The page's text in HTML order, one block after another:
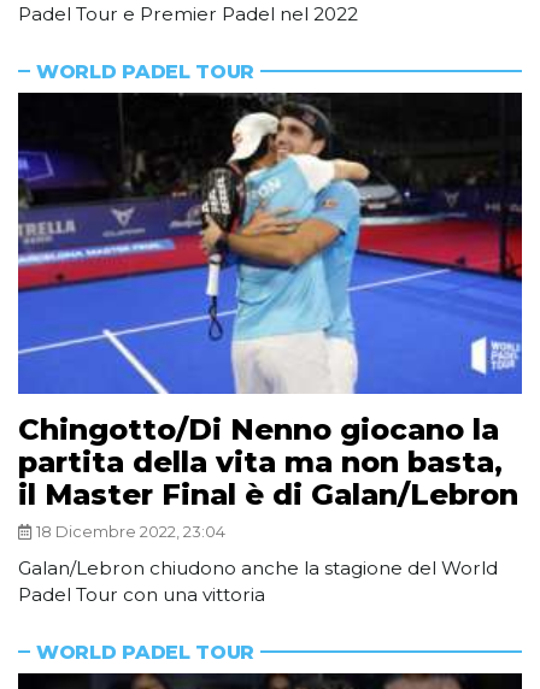
Padel Tour e Premier Padel nel 2022
WORLD PADEL TOUR
Chingotto/Di Nenno giocano la
partita della vita ma non basta,
il Master Final è di Galan/Lebron
18 Dicembre 2022, 23:04
Galan/Lebron chiudono anche la stagione del World
Padel Tour con una vittoria
WORLD PADEL TOUR